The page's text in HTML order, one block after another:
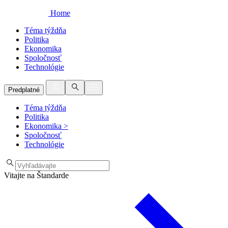
Home
Téma týždňa
Politika
Ekonomika
Spoločnosť
Technológie
Predplatné
Téma týždňa
Politika
Ekonomika >
Spoločnosť
Technológie
Vitajte na Štandarde